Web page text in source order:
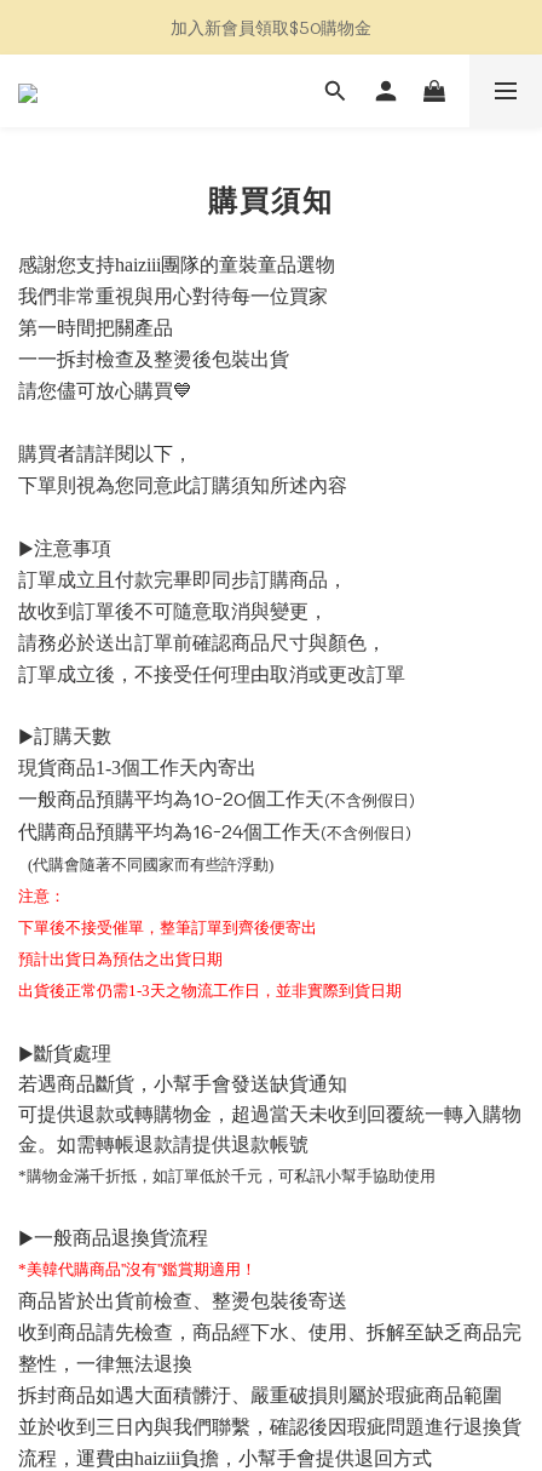
加入新會員領取$50購物金
加入新會員領取$50購物金
全館消費滿$2500免運
加入新會員領取$50購物金
購買須知
感謝您支持haiziii團隊的童裝童品選物
我們非常重視與用心對待每一位買家
第一時間把關產品
一一拆封檢查及整燙後包裝出貨
請您儘可放心購買💙
購買者請詳閱以下，
下單則視為您同意此訂購須知所述內容
▶注意事項
訂單成立且付款完畢即同步訂購商品，
故收到訂單後不可隨意取消與變更，
請務必於送出訂單前確認商品尺寸與顏色，
訂單成立後，不接受任何理由取消或更改訂單
▶訂購天數
現貨商品1-3個工作天內寄出
一般商品預購平均為10-20個工作天(不含例假日)
代購商品預購平均為16-24個工作天(不含例假日)
(代購會隨著不同國家而有些許浮動)
注意：
下單後不接受催單，整筆訂單到齊後便寄出
預計出貨日為預估之出貨日期
出貨後正常仍需1-3天之物流工作日，並非實際到貨日期
▶斷貨處理
若遇商品斷貨，小幫手會發送缺貨通知
可提供退款或轉購物金，超過當天未收到回覆統一轉入購物
金。 如需轉帳退款請提供退款帳號
*購物金滿千折抵，如訂單低於千元，可私訊小幫手協助使用
▶一般商品退換貨流程
*美韓代購商品''沒有''鑑賞期適用！
商品皆於出貨前檢查、整燙包裝後寄送
收到商品請先檢查，商品經下水、使用、拆解至缺乏商品完
整性，一律無法退換
拆封商品如遇大面積髒汙、嚴重破損則屬於瑕疵商品範圍
並於收到三日內與我們聯繫，確認後因瑕疵問題進行退換貨
流程，運費由haiziii負擔，小幫手會提供退回方式